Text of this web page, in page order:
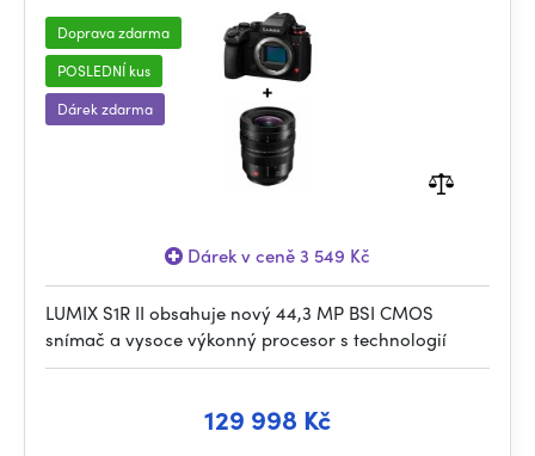
Doprava zdarma
POSLEDNÍ kus
Dárek zdarma
Dárek v ceně 3 549 Kč
LUMIX S1R II obsahuje nový 44,3 MP BSI CMOS
snímač a vysoce výkonný procesor s technologií
129 998 Kč